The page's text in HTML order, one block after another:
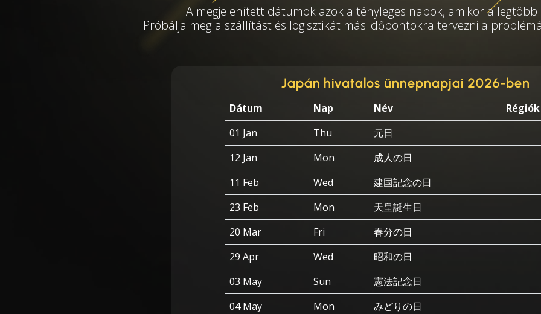
A megjelenített dátumok azok a tényleges napok, amikor a
Próbálja meg a szállítást és logisztikát más időpontokra tervezni a
Japán hivatalos ünnepnapjai 2026-ben
Dátum Nap Név
Régiók
01 Jan
Thu
元日
12 Jan
Mon
成人の日
11 Feb
Wed
建国記念の日
23 Feb
Mon
天皇誕生日
20 Mar
Fri
春分の日
29 Apr
Wed
昭和の日
03 May
Sun
憲法記念日
04 May
Mon
みどりの日